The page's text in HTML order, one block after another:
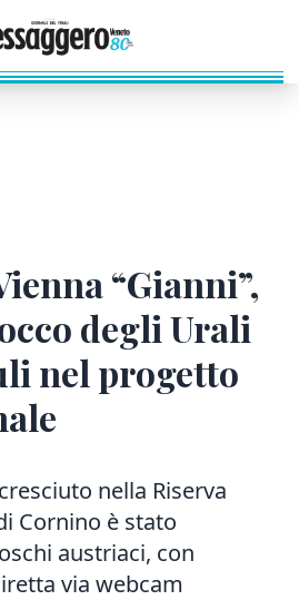
“Gianni”,
degli Urali
nel progetto
nella Riserva
Cornino è stato
austriaci, con
via webcam